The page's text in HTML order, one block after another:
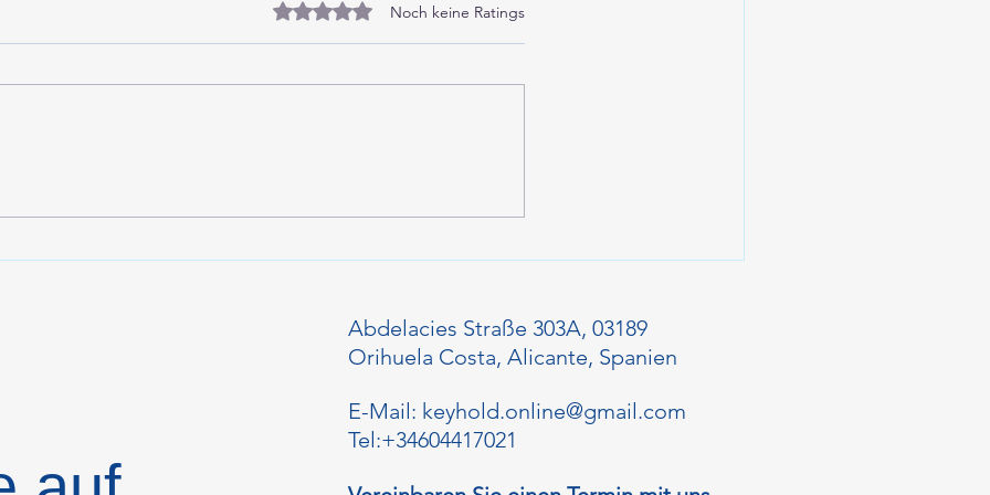
Mit 0 von 5 Sternen bewertet.
Noch keine Ratings
E-Mail: keyhold.online@gmail.com
Tel:+34604417021
Abdelacies Straße 303A, 03189
Orihuela Costa, Alicante, Spanien